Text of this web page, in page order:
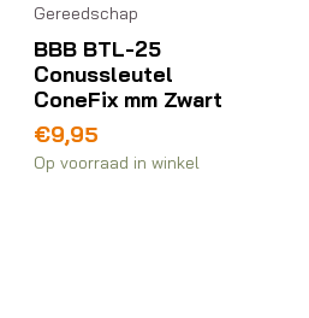
Gereedschap
BBB BTL-25
Conussleutel
ConeFix mm Zwart
€9,95
Op voorraad in winkel